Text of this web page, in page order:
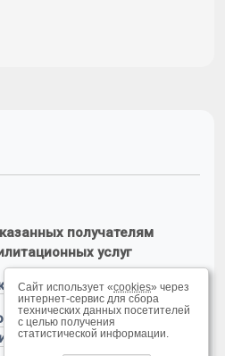
получателям
услуг
приему в Центр
услуг
обслуживания
Сайт использует «cookies» через
интернет-сервис для сбора
технических данных посетителей
с целью получения
статистической информации.